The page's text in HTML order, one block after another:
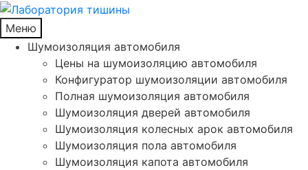
Меню
Шумоизоляция автомобиля
Цены на шумоизоляцию автомобиля
Конфигуратор шумоизоляции автомобиля
Полная шумоизоляция автомобиля
Шумоизоляция дверей автомобиля
Шумоизоляция колесных арок автомобиля
Шумоизоляция пола автомобиля
Шумоизоляция капота автомобиля